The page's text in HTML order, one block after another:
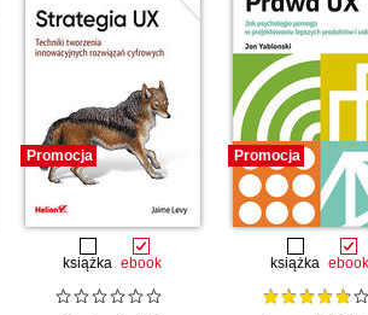
Promocja
książka ebook
Promocja
książka ebook